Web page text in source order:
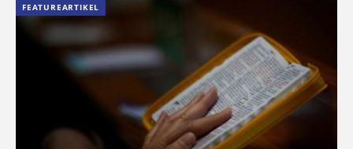
FEATUREARTIKEL